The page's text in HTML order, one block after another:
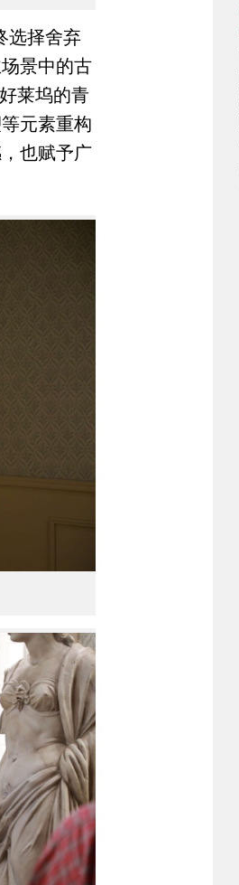
择舍弃
景中的古
莱坞的青
元素重构
也赋予广